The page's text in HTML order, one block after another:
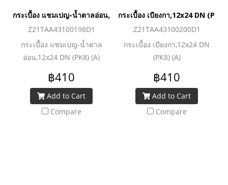
กระเบื้อง แชมเปญ-น้ำตาลอ่อน,12x24 DN (PK8) (A)
Z21TAA43100198D1
กระเบื้อง แชมเปญ-น้ำตาล
อ่อน,12x24 DN (PK8) (A)
฿410
Add to Cart
Compare
กระเบื้อง เบียงกา,12x24 DN
Z21TAA43100200D1
กระเบื้อง เบียงกา,12x24 DN
(PK8) (A)
฿410
Add to Cart
Compare